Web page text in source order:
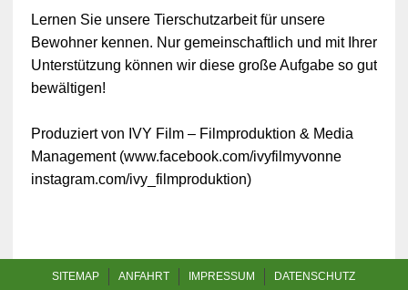
Lernen Sie unsere Tierschutzarbeit für unsere
Bewohner kennen. Nur gemeinschaftlich und mit Ihrer
Unterstützung können wir diese große Aufgabe so gut
bewältigen!
Produziert von IVY Film – Filmproduktion & Media
Management (www.facebook.com/ivyfilmyvonne
instagram.com/ivy_filmproduktion)
SITEMAP ANFAHRT IMPRESSUM DATENSCHUTZ